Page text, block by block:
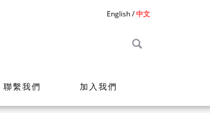
English 中文
聯繫我們 加入我們